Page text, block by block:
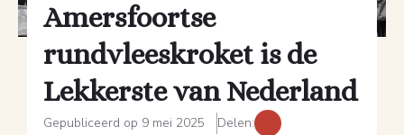
Amersfoortse
rundvleeskroket is de
Lekkerste van Nederland
Gepubliceerd op 9 mei 2025 Delen: